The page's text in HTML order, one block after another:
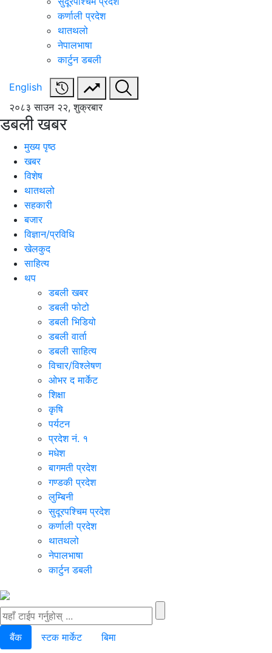
कर्णाली प्रदेश
थातथलो
नेपालभाषा
कार्टुन डबली
English
२०८३ साउन २२, शुक्रबार
डबली खबर
मुख्य पृष्ठ
खबर
विशेष
थातथलो
सहकारी
बजार
विज्ञान/प्रविधि
खेलकुद
साहित्य
थप
डबली खबर
डबली फोटो
डबली भिडियो
डबली वार्ता
डबली साहित्य
विचार/विश्‍लेषण
ओभर द मार्केट
शिक्षा
कृषि
पर्यटन
प्रदेश नं. १
मधेश
बागमती प्रदेश
गण्डकी प्रदेश
लुम्बिनी
सुदूरपश्चिम प्रदेश
कर्णाली प्रदेश
थातथलो
नेपालभाषा
कार्टुन डबली
बैंक स्टक मार्केट बिमा